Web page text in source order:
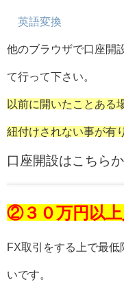
英語変換
他のブラウザで口座開
て行って下さい。
以前に開いたことある
紐付けされない事が有
口座開設はこちら
②３０万円以上
FX取引をする上で最低
いです。